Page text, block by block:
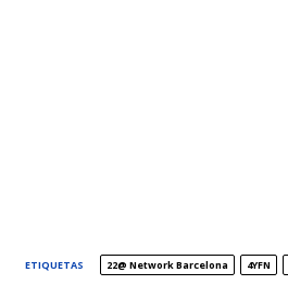
ETIQUETAS 22@ Network Barcelona 4YFN